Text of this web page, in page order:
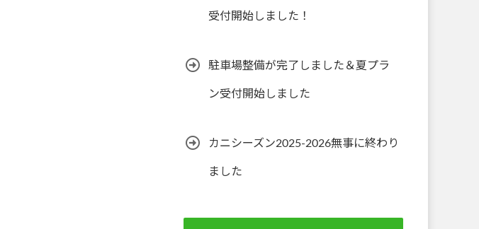
受付開始しました！
駐車場整備が完了しました＆夏プラ
ン受付開始しました
カニシーズン2025-2026無事に終わり
ました